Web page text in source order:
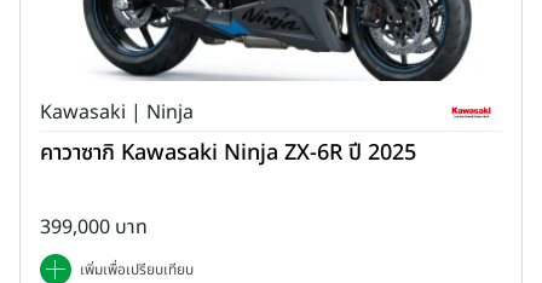
Kawasaki | Ninja
คาวาซากิ Kawasaki Ninja ZX-6R ปี 2025
399,000 บาท
เพิ่มเพื่อเปรียบเทียบ